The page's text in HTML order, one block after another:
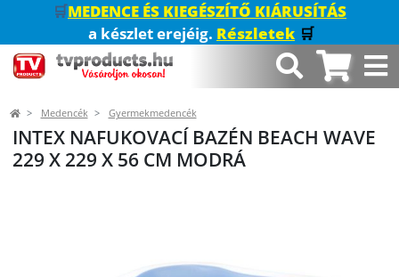
🛒MEDENCE ÉS KIEGÉSZÍTŐ KIÁRUSÍTÁS
a készlet erejéig. Részletek 🛒
Medencék Gyermekmedencék
INTEX NAFUKOVACÍ BAZÉN BEACH WAVE
229 X 229 X 56 CM MODRÁ